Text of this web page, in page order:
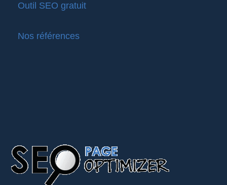
Outil SEO gratuit
Nos références